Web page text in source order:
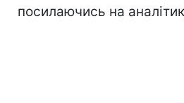
посилаючись на